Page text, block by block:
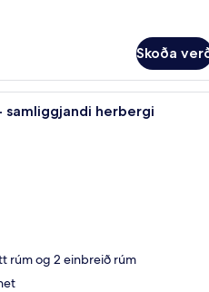
Skoða
Míníbar, öryggishólf í
samliggjandi herbergi
rúm og 2 einbreið rúm